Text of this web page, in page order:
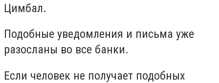
Цимбал.
Подобные уведомления и письма уже
разосланы во все банки.
Если человек не получает подобных